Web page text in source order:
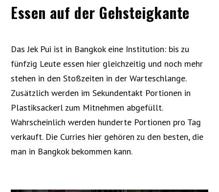
Essen auf der Gehsteigkante
Das Jek Pui ist in Bangkok eine Institution: bis zu
fünfzig Leute essen hier gleichzeitig und noch mehr
stehen in den Stoßzeiten in der Warteschlange.
Zusätzlich werden im Sekundentakt Portionen in
Plastiksackerl zum Mitnehmen abgefüllt.
Wahrscheinlich werden hunderte Portionen pro Tag
verkauft. Die Curries hier gehören zu den besten, die
man in Bangkok bekommen kann.